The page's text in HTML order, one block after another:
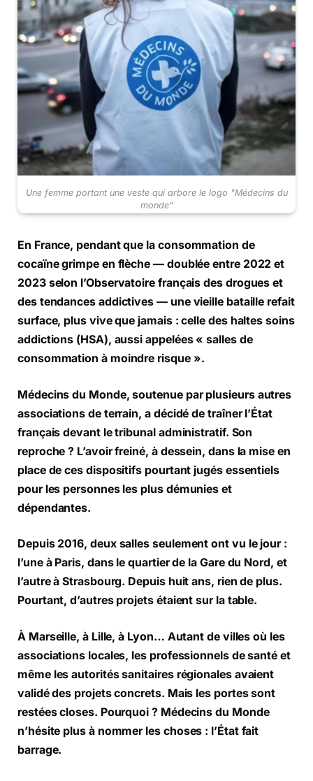
Une femme portant une veste qui arbore le logo "Médecins du
monde"
En France, pendant que la consommation de
cocaïne grimpe en flèche — doublée entre 2022 et
2023 selon l’Observatoire français des drogues et
des tendances addictives — une vieille bataille refait
surface, plus vive que jamais : celle des haltes soins
addictions (HSA), aussi appelées « salles de
consommation à moindre risque ».
Médecins du Monde, soutenue par plusieurs autres
associations de terrain, a décidé de traîner l’État
français devant le tribunal administratif. Son
reproche ? L’avoir freiné, à dessein, dans la mise en
place de ces dispositifs pourtant jugés essentiels
pour les personnes les plus démunies et
dépendantes.
Depuis 2016, deux salles seulement ont vu le jour :
l’une à Paris, dans le quartier de la Gare du Nord, et
l’autre à Strasbourg. Depuis huit ans, rien de plus.
Pourtant, d’autres projets étaient sur la table.
À Marseille, à Lille, à Lyon… Autant de villes où les
associations locales, les professionnels de santé et
même les autorités sanitaires régionales avaient
validé des projets concrets. Mais les portes sont
restées closes. Pourquoi ? Médecins du Monde
n’hésite plus à nommer les choses : l’État fait
barrage.